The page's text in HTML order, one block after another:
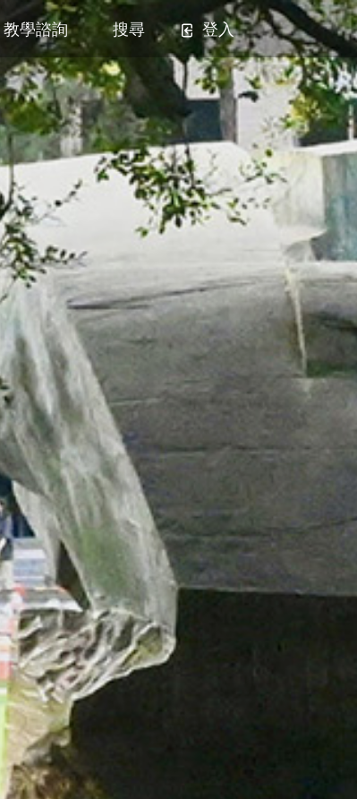
教學諮詢 搜尋 登入